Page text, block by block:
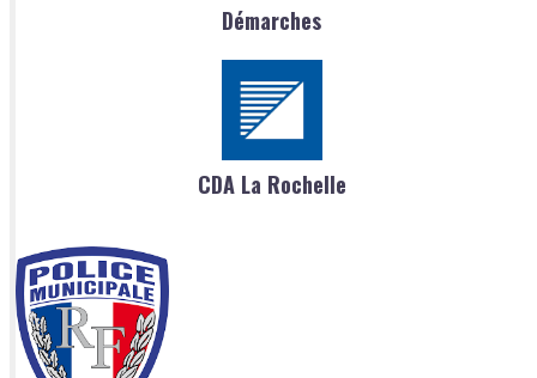
Démarches
CDA La Rochelle